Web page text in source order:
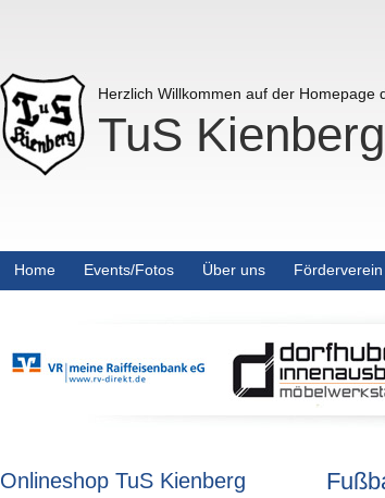
Herzlich Willkommen auf der Homepage
TuS
Home Events/Fotos Über uns Förderverein
Onlineshop TuS Kienberg